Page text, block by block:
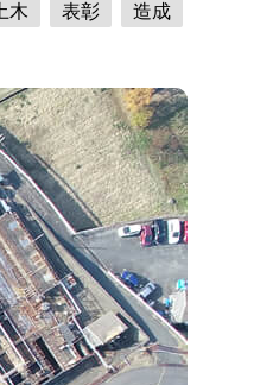
木 表彰 造成